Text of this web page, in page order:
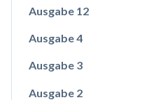
Ausgabe 12
Ausgabe 4
Ausgabe 3
Ausgabe 2